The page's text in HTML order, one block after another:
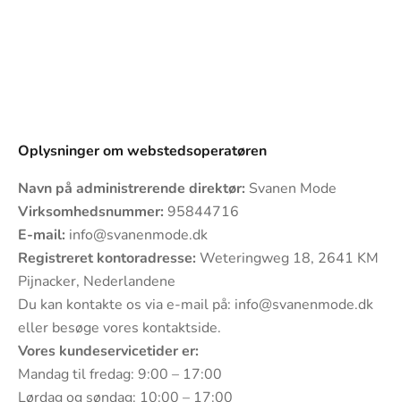
Oplysninger om webstedsoperatøren
Navn på administrerende direktør: Svanen Mode
Virksomhedsnummer: 95844716
E-mail: info@svanenmode.dk
Registreret kontoradresse: Weteringweg 18, 2641 KM
Pijnacker, Nederlandene
Du kan kontakte os via e-mail på: info@svanenmode.dk
eller besøge vores kontaktside.
Vores kundeservicetider er:
Mandag til fredag: 9:00 – 17:00
Lørdag og søndag: 10:00 – 17:00